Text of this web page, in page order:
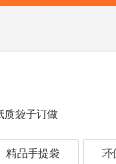
质袋子订做
精品手提袋 环